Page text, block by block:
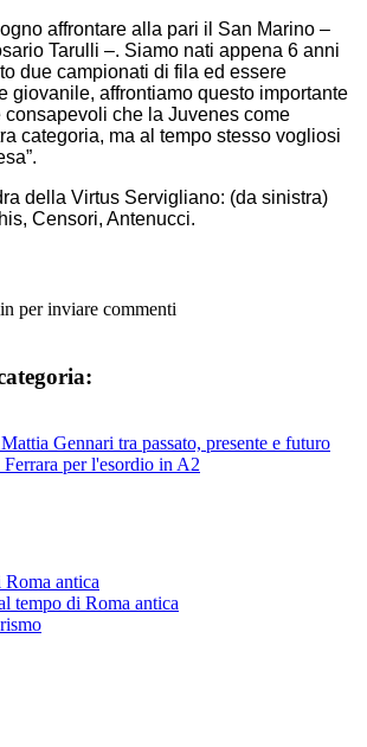
affrontare alla pari il San Marino –
Tarulli –. Siamo nati appena 6 anni
due campionati di fila ed essere
giovanile, affrontiamo questo importante
che la Juvenes come
categoria, ma al tempo stesso vogliosi
della Virtus Servigliano: (da sinistra)
Censori, Antenucci.
per inviare commenti
Gennari tra passato, presente e futuro
Ferrara per l'esordio in A2